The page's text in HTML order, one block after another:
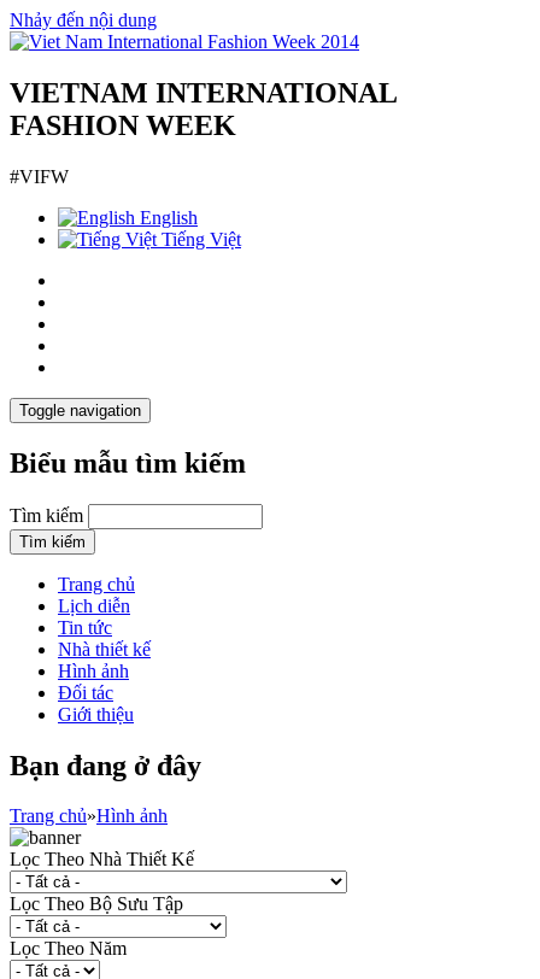
Nhảy đến nội dung
VIETNAM INTERNATIONAL
FASHION WEEK
#VIFW
English
Tiếng Việt
Toggle navigation
Biểu mẫu tìm kiếm
Tìm kiếm
Trang chủ
Lịch diễn
Tin tức
Nhà thiết kế
Hình ảnh
Đối tác
Giới thiệu
Bạn đang ở đây
Trang chủ»Hình ảnh
Lọc Theo Nhà Thiết Kế
Lọc Theo Bộ Sưu Tập
Lọc Theo Năm